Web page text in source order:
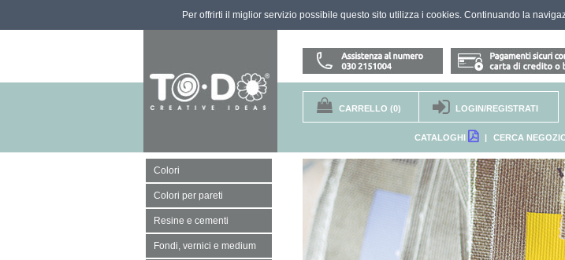
Per offrirti il miglior servizio possibile questo sito utilizza i cookies. Continuando la
CARRELLO (0) LOGIN/REGISTRATI
CATALOGHI | CERCA
Colori
Colori per pareti
Resine e cementi
Fondi, vernici e medium